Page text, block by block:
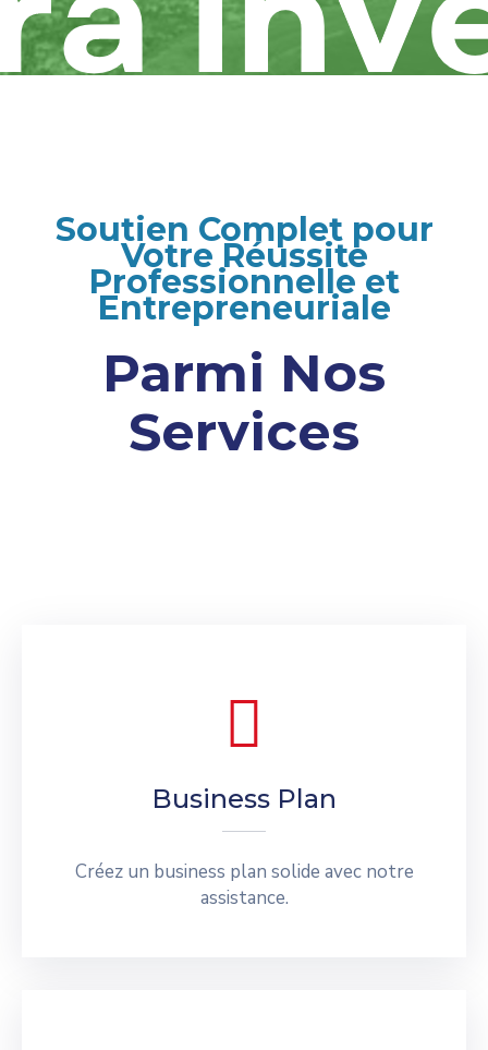
Soutien Complet pour
Votre Réussite
Professionnelle et
Entrepreneuriale
Parmi Nos
Services
Business Plan
Créez un business plan solide avec notre
assistance.